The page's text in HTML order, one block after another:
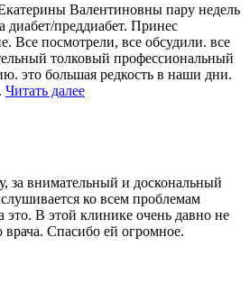
Валентиновны пару недель
диабет/преддиабет. Принес
Все посмотрели, все обсудили. все
толковый профессиональный
это большая редкость в наши дни.
Читать далее
за внимательный и доскональный
ко всем проблемам
это. В этой клинике очень давно не
врача. Спасибо ей огромное.